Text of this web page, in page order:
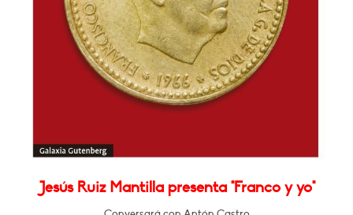
Jesús Ruiz Mantilla presenta "Franco y yo"